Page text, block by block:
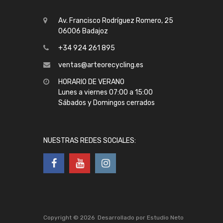
Av. Francisco Rodríguez Romero, 25
06006 Badajoz
+34 924 261 895
ventas@arteorecycling.es
HORARIO DE VERANO
Lunes a viernes 07:00 a 15:00
Sábados y Domingos cerrados
NUESTRAS REDES SOCIALES:
Copyright © 2026 Desarrollado por Estudio Neto